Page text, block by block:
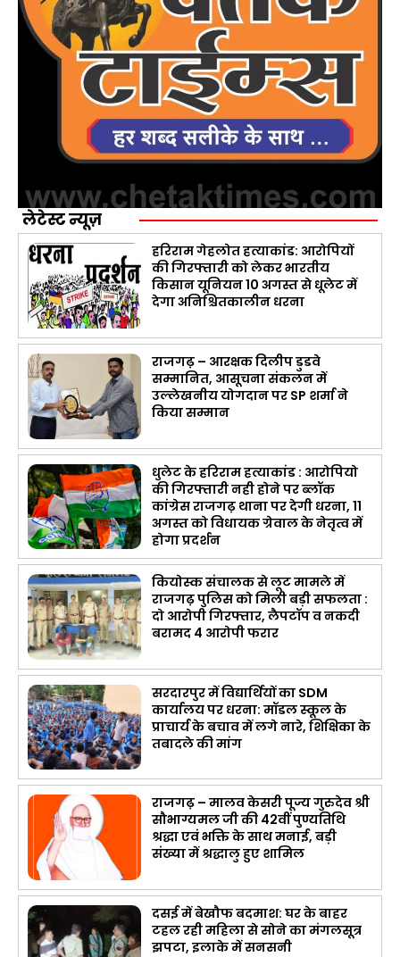
लेटेस्ट न्यूज़
हरिराम गेहलोत हत्याकांड: आरोपियों
की गिरफ्तारी को लेकर भारतीय
किसान यूनियन 10 अगस्त से धूलेट में
देगा अनिश्चितकालीन धरना
राजगढ़ – आरक्षक दिलीप डुडवे
सम्मानित, आसूचना संकलन में
उल्लेखनीय योगदान पर SP शर्मा ने
किया सम्मान
धुलेट के हरिराम हत्याकांड : आरोपियो
की गिरफ्तारी नही होने पर ब्लॉक
कांग्रेस राजगढ़ थाना पर देगी धरना, 11
अगस्त को विधायक ग्रेवाल के नेतृत्व में
होगा प्रदर्शन
कियोस्क संचालक से लूट मामले में
राजगढ़ पुलिस को मिली बड़ी सफलता :
दो आरोपी गिरफ्तार, लैपटॉप व नकदी
बरामद 4 आरोपी फरार
सरदारपुर में विद्यार्थियों का SDM
कार्यालय पर धरना: मॉडल स्कूल के
प्राचार्य के बचाव में लगे नारे, शिक्षिका के
तबादले की मांग
राजगढ़ – मालव केसरी पूज्य गुरुदेव श्री
सौभाग्यमल जी की 42वीं पुण्यतिथि
श्रद्धा एवं भक्ति के साथ मनाई, बड़ी
संख्या में श्रद्धालु हुए शामिल
दसई में बेखौफ बदमाश: घर के बाहर
टहल रही महिला से सोने का मंगलसूत्र
झपटा, इलाके में सनसनी